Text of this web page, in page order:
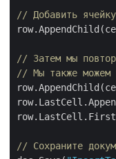
// Добавить ячейку
// Затем мы
// Мы также можем
// Сохраните